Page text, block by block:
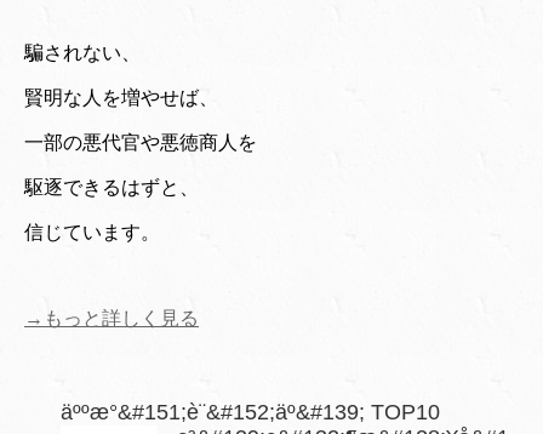
騙されない、
賢明な人を増やせば、
一部の悪代官や悪徳商人を
駆逐できるはずと、
信じています。
→もっと詳しく見る
äººæ°&#151;è¨&#152;äº&#139; TOP10